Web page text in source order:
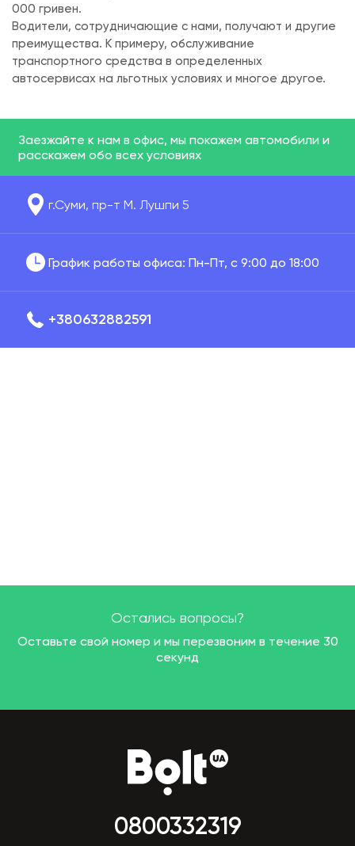
000 гривен.
Водители, сотрудничающие с нами, получают и другие
преимущества. К примеру, обслуживание
транспортного средства в определенных
автосервисах на льготных условиях и многое другое.
Заезжайте к нам в офис, мы покажем автомобили и
расскажем обо всех условиях
г.Суми, пр-т М. Лушпи 5
График работы офиса: Пн-Пт, с 9:00 до 18:00
+380632882591
Остались вопросы?
Оставьте свой номер и мы перезвоним в течение 30
секунд
0800332319